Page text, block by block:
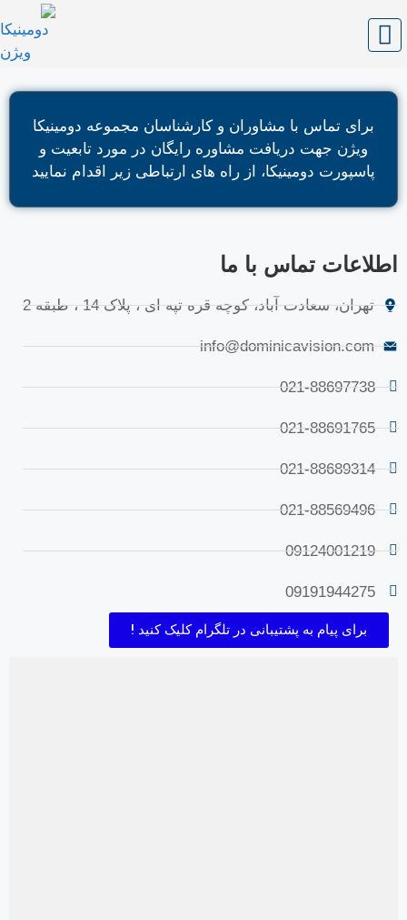
برای تماس با مشاوران و کارشناسان مجموعه دومینیکا
ویژن جهت دریافت مشاوره رایگان در مورد تابعیت و
پاسپورت دومینیکا، از راه های ارتباطی زیر اقدام نمایید
اطلاعات تماس با ما
تهران، سعادت آباد، کوچه قره تپه ای ، پلاک 14 ، طبقه 2
info@dominicavision.com
021-88697738
021-88691765
021-88689314
021-88569496
09124001219
09191944275
برای پیام به پشتیبانی در تلگرام کلیک کنید !